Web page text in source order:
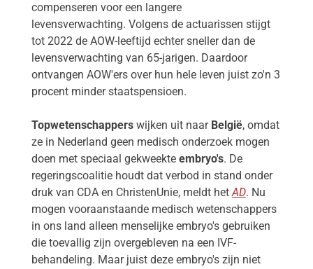
compenseren voor een langere
levensverwachting. Volgens de actuarissen stijgt
tot 2022 de AOW-leeftijd echter sneller dan de
levensverwachting van 65-jarigen. Daardoor
ontvangen AOW'ers over hun hele leven juist zo'n 3
procent minder staatspensioen.
Topwetenschappers wijken uit naar België, omdat
ze in Nederland geen medisch onderzoek mogen
doen met speciaal gekweekte embryo's. De
regeringscoalitie houdt dat verbod in stand onder
druk van CDA en ChristenUnie, meldt het AD. Nu
mogen vooraanstaande medisch wetenschappers
in ons land alleen menselijke embryo's gebruiken
die toevallig zijn overgebleven na een IVF-
behandeling. Maar juist deze embryo's zijn niet